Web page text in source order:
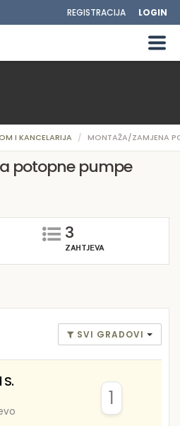
REGISTRACIJA LOGIN
I KANCELARIJA MONTAŽA/ZAMJENA
potopne pumpe
3
ZAHTJEVA
SVI GRADOVI
1